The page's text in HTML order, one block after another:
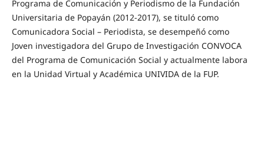
Programa de Comunicación y Periodismo de la Fundación
Universitaria de Popayán (2012-2017), se tituló como
Comunicadora Social – Periodista, se desempeñó como
Joven investigadora del Grupo de Investigación CONVOCA
del Programa de Comunicación Social y actualmente labora
en la Unidad Virtual y Académica UNIVIDA de la FUP.